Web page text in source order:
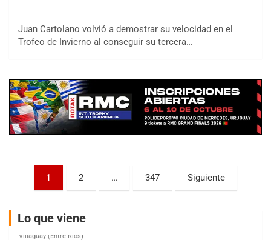
Juan Cartolano volvió a demostrar su velocidad en el
Trofeo de Invierno al conseguir su tercera…
Paginación
entradas
1 2 … 347 Siguiente
Lo que viene
COBERTURA ESPECIAL DE E-KART.COM.AR
08/09-AGO
Baradero (Buenos Aires)
KDO - F6
Ciudad de Trenque Lauquen (Asfalto)
Trenque Lauquen (Buenos Aires)
Villaguay (Entre Ríos)
El Cerro (Tierra)
Victoria (Entre Ríos)